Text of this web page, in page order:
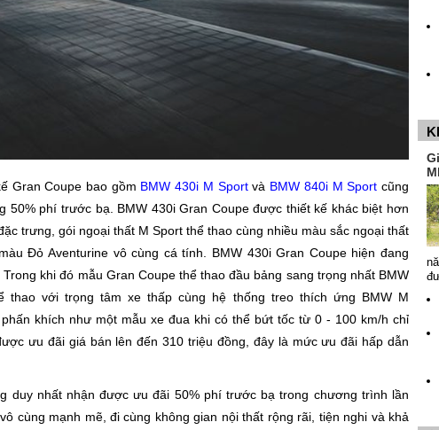
Gran Coupe bao gồm BMW 430i M Sportvà BMW 840i M Sportcũng
phí trước bạ. BMW 430i Gran Coupe được thiết kế khác biệt hơn
trưng, gói ngoại thất M Sport thể thao cùng nhiều màu sắc ngoại thất
Đỏ Aventurine vô cùng cá tính. BMW 430i Gran Coupe hiện đang
khi đó mẫu Gran Coupe thể thao đầu bảng sang trọng nhất BMW
thao với trọng tâm xe thấp cùng hệ thống treo thích ứng BMW M
khích như một mẫu xe đua khi có thể bứt tốc từ 0 - 100 km/h chỉ
ưu đãi giá bán lên đến 310 triệu đồng, đây là mức ưu đãi hấp dẫn
duy nhất nhận được ưu đãi 50% phí trước bạ trong chương trình lần
cùng mạnh mẽ, đi cùng không gian nội thất rộng rãi, tiện nghi và khả